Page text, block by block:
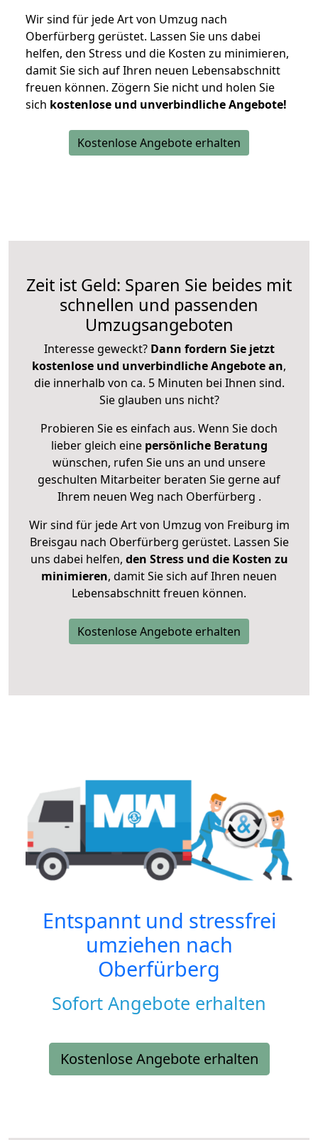
Wir sind für jede Art von Umzug nach
Oberfürberg gerüstet. Lassen Sie uns dabei
helfen, den Stress und die Kosten zu minimieren,
damit Sie sich auf Ihren neuen Lebensabschnitt
freuen können. Zögern Sie nicht und holen Sie
sich kostenlose und unverbindliche Angebote!
Kostenlose Angebote erhalten
Zeit ist Geld: Sparen Sie beides mit
schnellen und passenden
Umzugsangeboten
Interesse geweckt? Dann fordern Sie jetzt
kostenlose und unverbindliche Angebote an,
die innerhalb von ca. 5 Minuten bei Ihnen sind.
Sie glauben uns nicht?
Probieren Sie es einfach aus. Wenn Sie doch
lieber gleich eine persönliche Beratung
wünschen, rufen Sie uns an und unsere
geschulten Mitarbeiter beraten Sie gerne auf
Ihrem neuen Weg nach Oberfürberg .
Wir sind für jede Art von Umzug von Freiburg im
Breisgau nach Oberfürberg gerüstet. Lassen Sie
uns dabei helfen, den Stress und die Kosten zu
minimieren, damit Sie sich auf Ihren neuen
Lebensabschnitt freuen können.
Kostenlose Angebote erhalten
Entspannt und stressfrei
umziehen nach
Oberfürberg
Sofort Angebote erhalten
Kostenlose Angebote erhalten